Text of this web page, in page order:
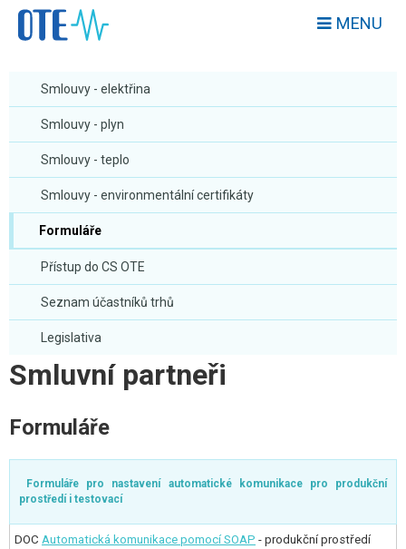
MENU
Smlouvy - elektřina
Smlouvy - plyn
Smlouvy - teplo
Smlouvy - environmentální certifikáty
Formuláře
Přístup do CS OTE
Seznam účastníků trhů
Legislativa
Smluvní partneři
Formuláře
Formuláře pro nastavení automatické komunikace pro produkční
prostředí i testovací
DOC Automatická komunikace pomocí SOAP - produkční prostředí